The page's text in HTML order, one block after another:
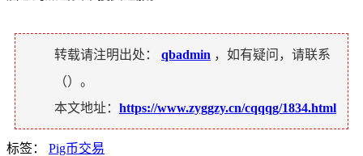
转载请注明出处： qbadmin ，如有疑问，请联系
（）。
本文地址： https://www.zyggzy.cn/cqqqg/1834.html
标签： Pig币交易